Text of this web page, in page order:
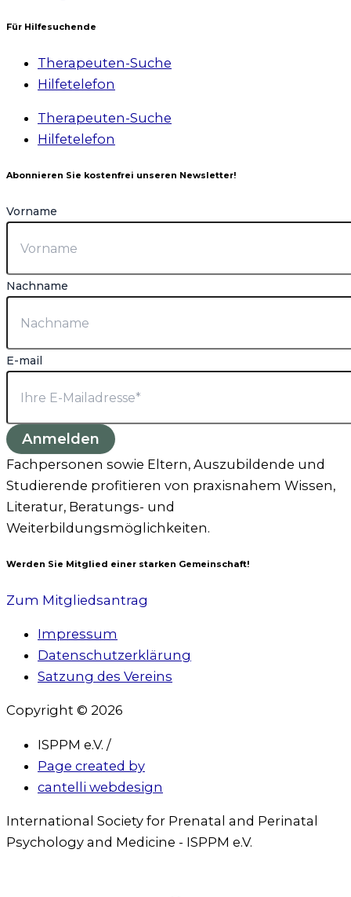
Für Hilfesuchende
Therapeuten-Suche
Hilfetelefon
Therapeuten-Suche
Hilfetelefon
Abonnieren Sie kostenfrei unseren Newsletter!
Vorname
Nachname
E-mail
Anmelden
Fachpersonen sowie Eltern, Auszubildende und
Studierende profitieren von praxisnahem Wissen,
Literatur, Beratungs- und
Weiterbildungsmöglichkeiten.
Werden Sie Mitglied einer starken Gemeinschaft!
Zum Mitgliedsantrag
Impressum
Datenschutzerklärung
Satzung des Vereins
Copyright © 2026
ISPPM e.V. /
Page created by
cantelli webdesign
International Society for Prenatal and Perinatal
Psychology and Medicine - ISPPM e.V.